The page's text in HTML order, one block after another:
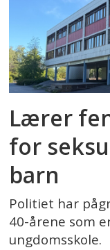
Lærer
for
barn
Politiet har
40-årene som
ungdomsskole.